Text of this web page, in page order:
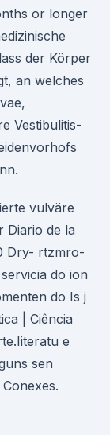
or longer
der Körper
an welches
Vestibulitis-
vulväre
Diario de la
Dry- rtzmro-
do ion
do Is j
| Ciência
e
sen